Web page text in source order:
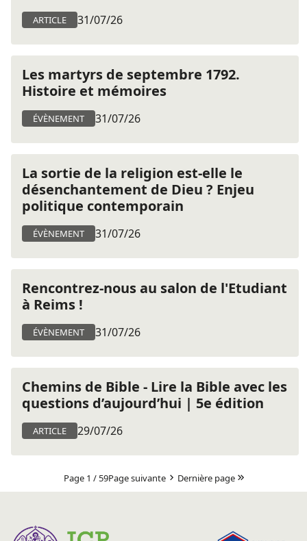
ARTICLE 31/07/26
Les martyrs de septembre 1792.
Histoire et mémoires
ÉVÈNEMENT 31/07/26
La sortie de la religion est-elle le
désenchantement de Dieu ? Enjeu
politique contemporain
ÉVÈNEMENT 31/07/26
Rencontrez-nous au salon de l'Etudiant
à Reims !
ÉVÈNEMENT 31/07/26
Chemins de Bible - Lire la Bible avec les
questions d’aujourd’hui | 5e édition
ARTICLE 29/07/26
Page 1 / 59Page suivante Dernière page